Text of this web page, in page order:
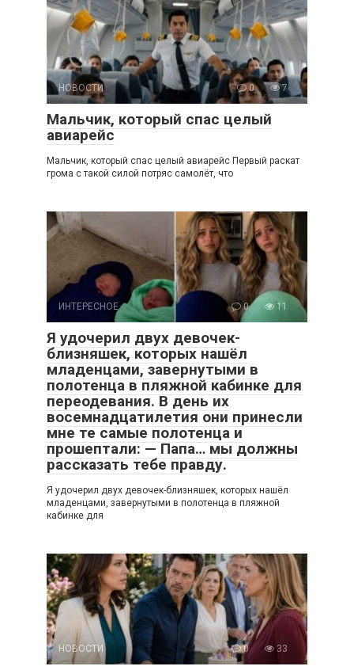
НОВОСТИ 0 7
Мальчик, который спас целый
авиарейс
Мальчик, который спас целый авиарейс Первый раскат
грома с такой силой потряс самолёт, что
ИНТЕРЕСНОЕ 0 11
Я удочерил двух девочек-
близняшек, которых нашёл
младенцами, завернутыми в
полотенца в пляжной кабинке для
переодевания. В день их
восемнадцатилетия они принесли
мне те самые полотенца и
прошептали: — Папа… мы должны
рассказать тебе правду.
Я удочерил двух девочек-близняшек, которых нашёл
младенцами, завернутыми в полотенца в пляжной
кабинке для
НОВОСТИ 0 33